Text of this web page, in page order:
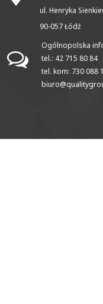
ul. Henryka
90-057 Łódź
Ogólnopolska
tel.: 42 715 80 84
tel. kom: 730 088